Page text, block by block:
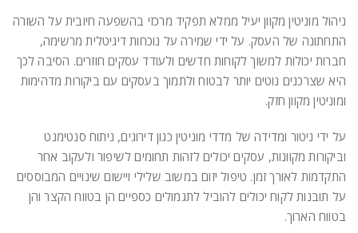
ניהול מוניטין מקוון יעיל ממלא תפקיד מרכזי בהשפעה חיובית על השורה
התחתונה של העסק. על ידי שמירה על נוכחות דיגיטלית מרשימה,
חברות יכולות למשוך לקוחות חדשים ולעודד עסקים חוזרים. הסיבה לכך
היא שצרכנים נוטים יותר לבטוח ולתמוך בעסקים עם ביקורות מדהימות
ומוניטין מקוון חזק.
על ידי ניטור ומדידה של מדדי מוניטין כגון דירוגים, ניתוח סנטימנט
וביקורות מקוונות, עסקים יכולים לזהות תחומים לשיפור ולעקוב אחר
התקדמות לאורך זמן. טיפול יזום במשוב שלילי ויישום שינויים המבוססים
על תובנות לקוח יכולים להוביל לתגמולים כספיים הן בטווח הקצר והן
בטווח הארוך.